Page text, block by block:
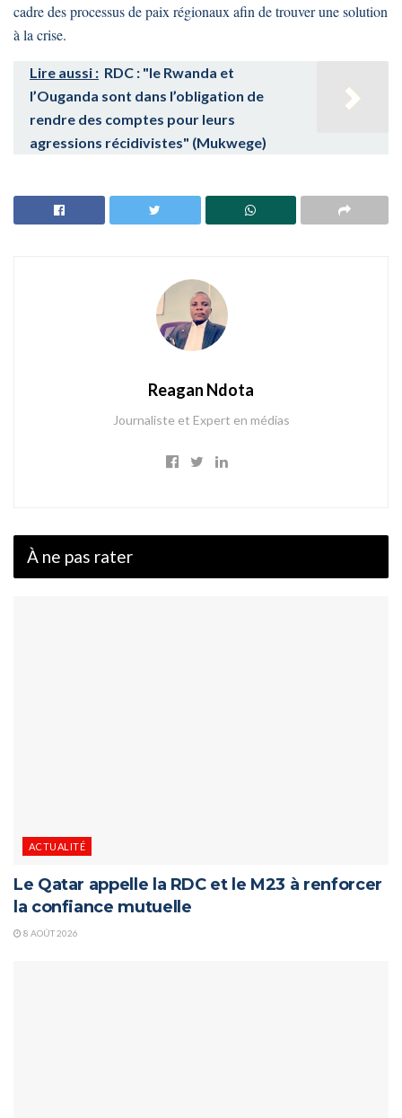
cadre des processus de paix régionaux afin de trouver une solution
à la crise.
Lire aussi : RDC : "le Rwanda et
l’Ouganda sont dans l’obligation de
rendre des comptes pour leurs
agressions récidivistes" (Mukwege)
Reagan Ndota
Journaliste et Expert en médias
À ne pas rater
ACTUALITÉ
Le Qatar appelle la RDC et le M23 à renforcer
la confiance mutuelle
8 AOÛT 2026